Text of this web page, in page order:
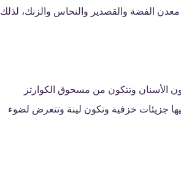
تصل إلى 50 % والباقي عبارة عن معدن الفضة والقصدير والنحاس والزنك، لذلك
الأسنان وتتكون من مسحوق الكوارتز
جزيئات خزفية وتكون لينة وتتعرض لضوء